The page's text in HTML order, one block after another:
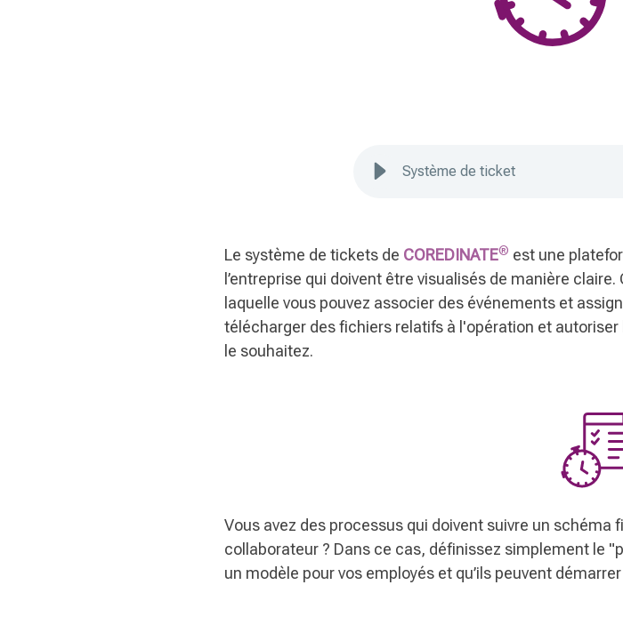
Système de ticket
Le système de tickets de COREDINATE® est une
l’entreprise qui doivent être visualisés de manière
laquelle vous pouvez associer des événements et
télécharger des fichiers relatifs à l'opération et
le souhaitez.
Vous avez des processus qui doivent suivre un schéma
collaborateur ? Dans ce cas, définissez simplement le
un modèle pour vos employés et qu’ils peuvent